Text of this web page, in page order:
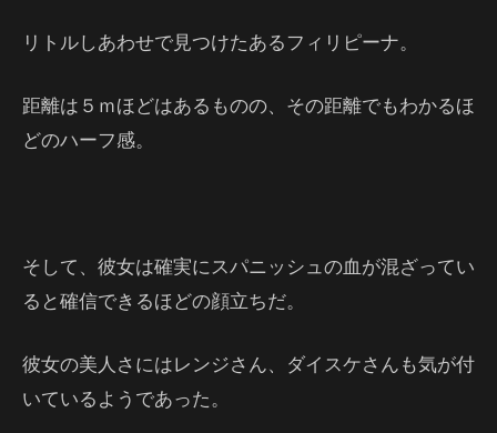
リトルしあわせで見つけたあるフィリピーナ。
距離は５ｍほどはあるものの、その距離でもわかるほ
どのハーフ感。
そして、彼女は確実にスパニッシュの血が混ざってい
ると確信できるほどの顔立ちだ。
彼女の美人さにはレンジさん、ダイスケさんも気が付
いているようであった。